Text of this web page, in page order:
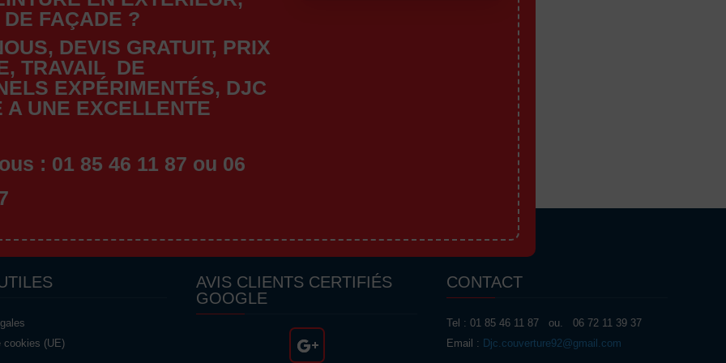
FAÇADE ?
DEVIS GRATUIT, PRIX
TRAVAIL DE
EXPÉRIMENTÉS, DJC
A UNE EXCELLENTE
: 01 85 46 11 87 ou 06
cookies (UE)
AVIS CLIENTS CERTIFIÉS
GOOGLE
CONTACT
Tel : 01 85 46 11 87 ou. 06 72 11 39 37
Email : Djc.couverture92@gmail.com